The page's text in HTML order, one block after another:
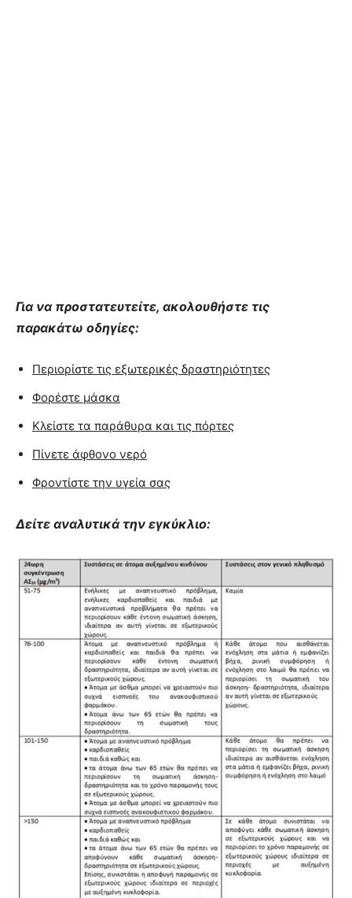
Για να προστατευτείτε, ακολουθήστε τις
παρακάτω οδηγίες:
Περιορίστε τις εξωτερικές δραστηριότητες
Φορέστε μάσκα
Κλείστε τα παράθυρα και τις πόρτες
Πίνετε άφθονο νερό
Φροντίστε την υγεία σας
Δείτε αναλυτικά την εγκύκλιο: